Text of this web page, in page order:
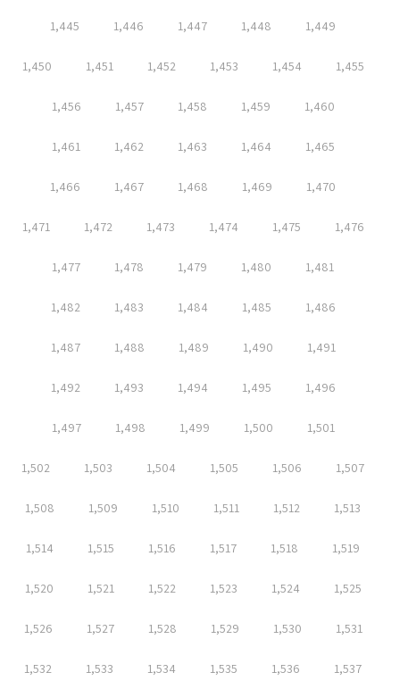
1,445 1,446 1,447 1,448 1,449
1,450 1,451 1,452 1,453 1,454 1,455
1,456 1,457 1,458 1,459 1,460
1,461 1,462 1,463 1,464 1,465
1,466 1,467 1,468 1,469 1,470
1,471 1,472 1,473 1,474 1,475 1,476
1,477 1,478 1,479 1,480 1,481
1,482 1,483 1,484 1,485 1,486
1,487 1,488 1,489 1,490 1,491
1,492 1,493 1,494 1,495 1,496
1,497 1,498 1,499 1,500 1,501
1,502 1,503 1,504 1,505 1,506 1,507
1,508 1,509 1,510 1,511 1,512 1,513
1,514 1,515 1,516 1,517 1,518 1,519
1,520 1,521 1,522 1,523 1,524 1,525
1,526 1,527 1,528 1,529 1,530 1,531
1,532 1,533 1,534 1,535 1,536 1,537